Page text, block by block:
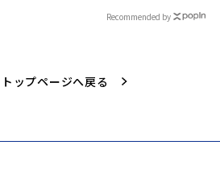
Recommended by
ップページへ戻る